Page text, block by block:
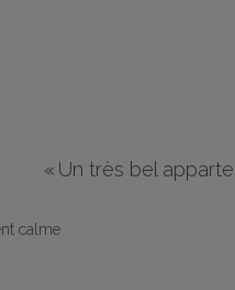
« Un très bel
calme